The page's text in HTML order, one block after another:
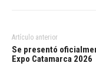
Artículo anterior
Se presentó
Expo Catamarca 2026